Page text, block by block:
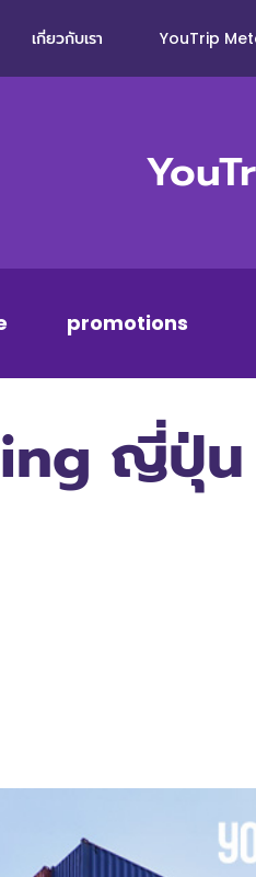
เกี่ยวกับเรา YouTrip
promotions
ญี่ปุ่น